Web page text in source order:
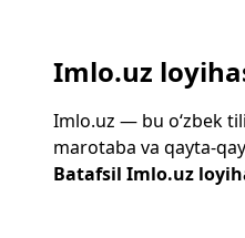
Imlo.uz
Imlo.uz — bu o‘zbek
marotaba va qayta-
Batafsil Imlo.uz